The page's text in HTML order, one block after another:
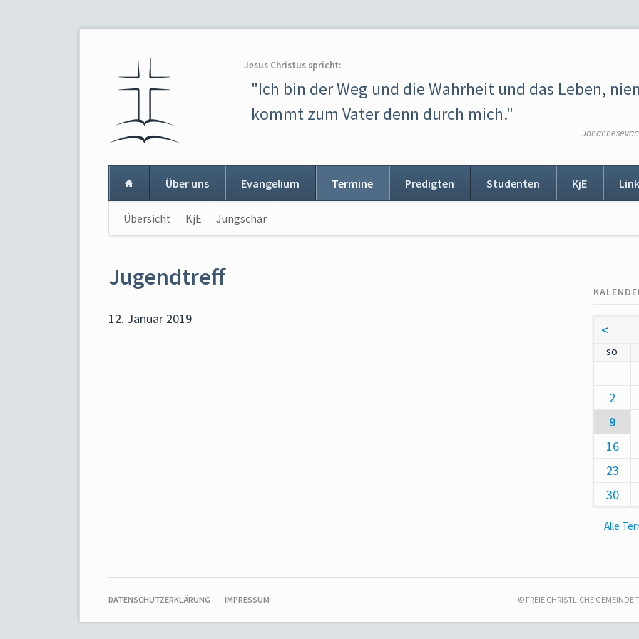
Jesus Christus spricht:
"Ich bin der Weg und die Wahrheit und das Leben,
kommt zum Vater denn durch mich."
Über uns Evangelium Termine Predigten Studenten KjE
Navigation
überspringen
Übersicht KjE Jungschar
Jugendtreff
12. Januar 2019
<
SO
2
9
16
23
30
Alle
NAVIGATION
DATENSCHUTZERKLÄRUNG IMPRESSUM © FREIE CHRISTLICHE GEMEINDE